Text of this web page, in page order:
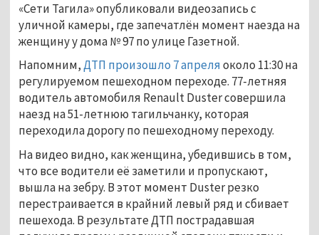
«Сети Тагила» опубликовали видеозапись с
уличной камеры, где запечатлён момент наезда на
женщину у дома № 97 по улице Газетной.
Напомним, ДТП произошло 7 апреля около 11:30 ​на
регулируемом пешеходном переходе. 77-летняя
водитель автомобиля Renault Duster совершила
наезд на 51-летнюю тагильчанку, которая
переходила дорогу по пешеходному переходу.
На видео видно, как женщина, убедившись в том,
что все водители её заметили и пропускают,
вышла на зебру. В этот момент Duster резко
перестраивается в крайний левый ряд и сбивает
пешехода. В результате ДТП​ пострадавшая